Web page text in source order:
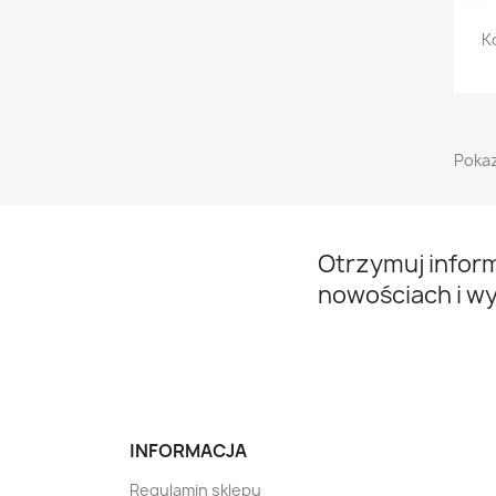
Otrzymuj
nowościach i
INFORMACJA
Regulamin sklepu